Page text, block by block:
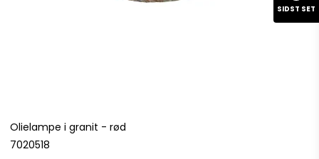
Olielampe i granit - rød
7020518
SIDST SET